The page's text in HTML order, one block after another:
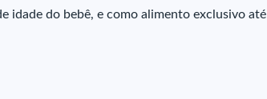
idade do bebê, e como alimento exclusivo até